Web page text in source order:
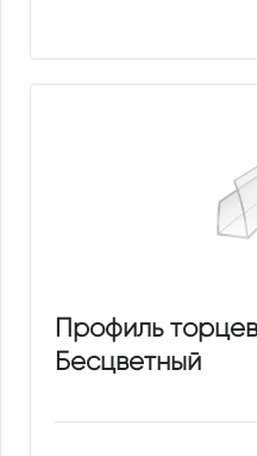
Профиль
Бесцветный